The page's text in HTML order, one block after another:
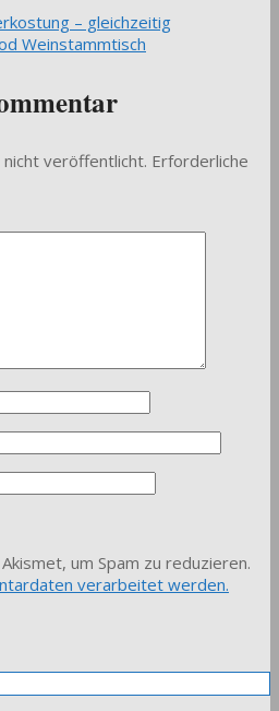
– gleichzeitig
Weinstammtisch
veröffentlicht. Erforderliche
um Spam zu reduzieren.
verarbeitet werden.